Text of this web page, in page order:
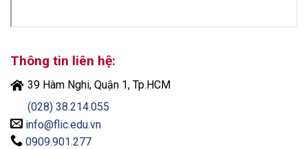
Thông tin liên hệ:
39 Hàm Nghi, Quận 1, Tp.HCM
(028) 38.214.055
info@flic.edu.vn
0909.901.277